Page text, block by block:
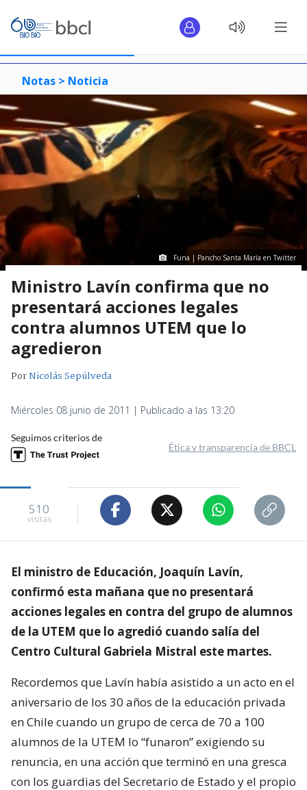
Notas > Noticia
Funa | Pancho Santa María en Twitter
Ministro Lavín confirma que no
presentará acciones legales
contra alumnos UTEM que lo
agredieron
PorNicolás Sepúlveda
Miércoles 08 junio de 2011 | Publicado a las 13:20
Seguimos criterios de
Ética y transparencia de BBCL
510
visitas
El ministro de Educación, Joaquín Lavín,
confirmó esta mañana que no presentará
acciones legales en contra del grupo de alumnos
de la UTEM que lo agredió cuando salía del
Centro Cultural Gabriela Mistral este martes.
Recordemos que Lavín había asistido a un acto en el
aniversario de los 30 años de la educación privada
en Chile cuando un grupo de cerca de 70 a 100
alumnos de la UTEM lo “funaron” exigiendo su
renuncia, en una acción que terminó en una gresca
con los guardias del Secretario de Estado y el propio